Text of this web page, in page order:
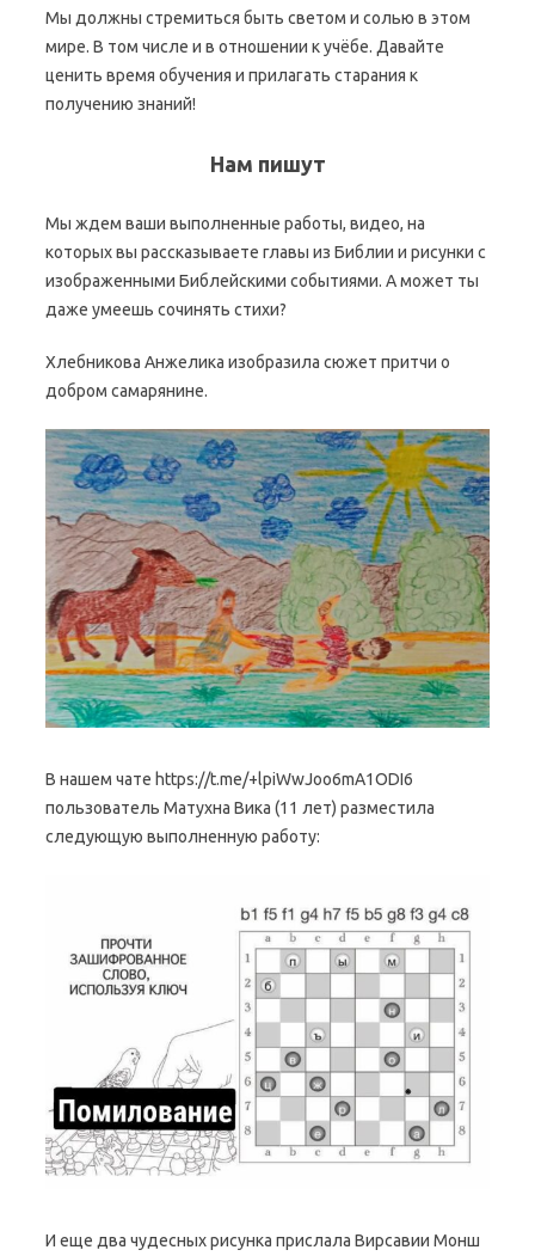
Мы должны стремиться быть светом и солью в этом
мире. В том числе и в отношении к учёбе. Давайте
ценить время обучения и прилагать старания к
получению знаний!
Нам пишут
Мы ждем ваши выполненные работы, видео, на
которых вы рассказываете главы из Библии и рисунки с
изображенными Библейскими событиями. А может ты
даже умеешь сочинять стихи?
Хлебникова Анжелика изобразила сюжет притчи о
добром самарянине.
В нашем чате https://t.me/+lpiWwJoo6mA1ODI6
пользователь Матухна Вика (11 лет) разместила
следующую выполненную работу:
И еще два чудесных рисунка прислала Вирсавии Монш